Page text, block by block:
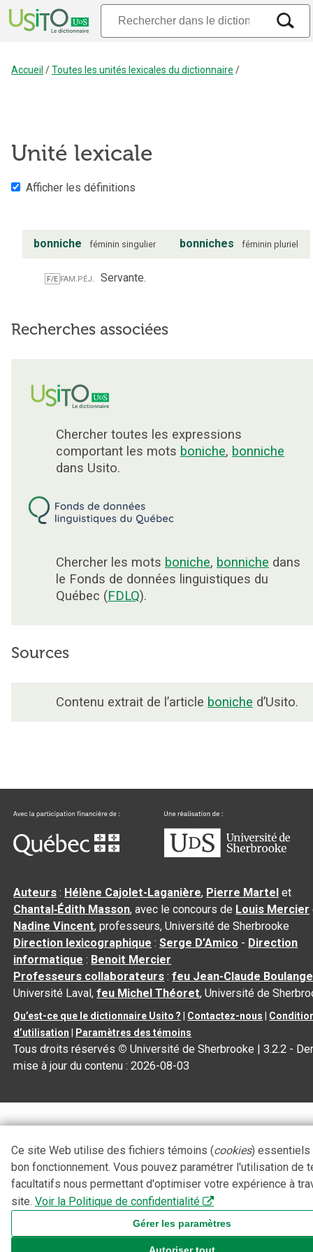
Accueil /Toutes les unités lexicales du dictionnaire /
Unité lexicale
Afficher les définitions
bonniche féminin singulier bonniches féminin pluriel
F/E fam.péj. Servante.
Recherches associées
Chercher toutes les expressions
comportant les mots boniche, bonniche
dans Usito.
Chercher les mots boniche, bonniche dans
le Fonds de données linguistiques du
Québec (FDLQ).
Sources
Contenu extrait de l’article boniche d’Usito.
Auteurs : Hélène Cajolet-Laganière, Pierre Martel et
Chantal‑Édith Masson, avec le concours de Louis Mercier
Nadine Vincent, professeurs, Université de Sherbrooke
Direction lexicographique :Serge D’Amico - Direction
informatique : Benoit Mercier
Professeurs collaborateurs :feu Jean-Claude
Université Laval,feu Michel Théoret, Université de
Qu’est-ce que le dictionnaire Usito ? Contactez-nous
d’utilisation
Paramètres des témoins
Tous droits réservés © Université de Sherbrooke |3.2.2 -
mise à jour du contenu :2026-08-03
Ce site Web utilise des fichiers témoins (cookies) essentiels
bon fonctionnement. Vous pouvez paramétrer l'utilisation de
facultatifs nous permettant d'optimiser votre expérience à
site. Voir la Politique de confidentialité
Gérer les paramètres